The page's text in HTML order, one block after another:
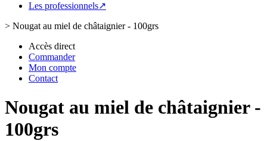
Les professionnels↗
> Nougat au miel de châtaignier - 100grs
Accès direct
Commander
Mon compte
Contact
Nougat au miel de châtaignier -
100grs